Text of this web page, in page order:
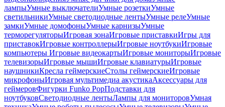
лампыУмные выключателиУмные розеткиУмные
светильникиУмные светодиодные лентыУмные релеУмные
замкиУмные домофоныУмные карнизыУмные
терморегуляторыИгровая зонаИгровые приставкиИгры для
приставокИгровые контроллерыИгровые ноутбукиИгровые
компьютеры Игровые видеокартыИгровые мониторыИгровые
телевизорыИгровые мышиИгровые клавиатурыИгровые
наушникиКресла геймерскиеСтолы геймерскиеИгровые
микрофоныИгровая мультимедиа акустикаАксессуары для
геймеровФигурки Funko PopПодставки для
ноутбуковСветодиодные лентыЛампы для мониторовУмная